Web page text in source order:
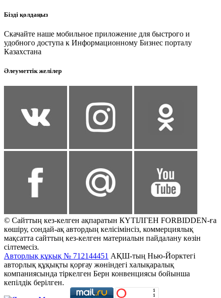
Бізді қолдаңыз
Скачайте наше мобильное приложение для быстрого и
удобного доступа к Информационному Бизнес порталу
Казахстана
Әлеуметтік желілер
© Сайттың кез-келген ақпаратын КҮТІЛГЕН FORBIDDEN-ға
көшіру, сондай-ақ автордың келісімінсіз, коммерциялық
мақсатта сайттың кез-келген материалын пайдалану көзін
сілтемесіз.
Авторлық құқық № 712144451 АҚШ-тың Нью-Йорктегі
авторлық құқықты қорғау жөніндегі халықаралық
компаниясында тіркелген Берн конвенциясы бойынша
кепілдік берілген.